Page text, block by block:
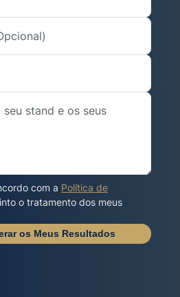
com a Política de
o tratamento dos meus
os Meus Resultados